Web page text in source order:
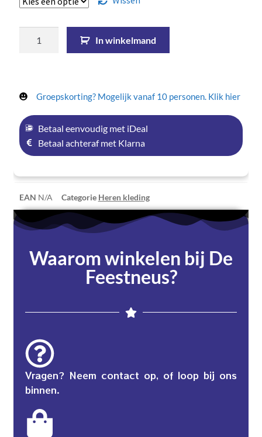
In winkelmand
Groepskorting? Mogelijk vanaf 10 personen. Klik hier
Betaal eenvoudig met iDeal
Betaal achteraf met Klarna
EAN N/A Categorie Heren kleding
Waarom winkelen bij De
Feestneus?
Vragen? Neem contact op, of loop bij ons
binnen.